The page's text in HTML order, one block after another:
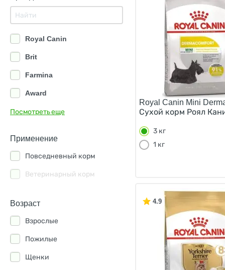
Royal Canin
Brit
Farmina
Award
GO KITCHEN
Hills
Eukanuba
PureLuxe
1st Choice
Посмотреть еще
Применение
Повседневный корм
Ветеринарный корм
Возраст
Взрослые
Пожилые
Щенки
Royal Canin Mini
Сухой корм Роял
3 кг
1 кг
4.9